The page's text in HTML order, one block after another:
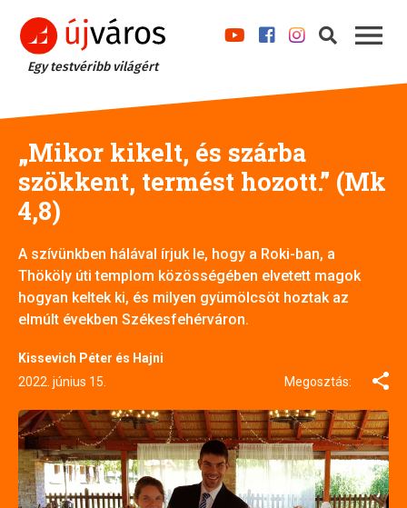
Egy testvéribb világért
„Mikor kikelt, és szárba
szökkent, termést hozott.” (Mk
4,8)
A szívünkben hálával írjuk le, hogy a Roki-ban, a
Thököly úti templom közösségében elvetett magok
hogyan keltek ki, és milyen gyümölcsöt hoztak az
elmúlt években Székesfehérváron.
Kissevich Péter és Hajni
2022. június 15.
Megosztás: